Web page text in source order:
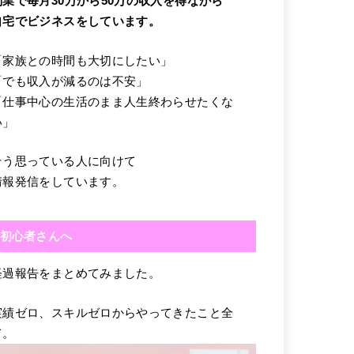
宅でビジネスをしています。
家族との時間も大切にしたい」
でも収入が減るのは不安」
仕事中心の生活のまま人生終わらせたくな
う思っている人に向けて
報発信をしています。
初心者さんへ
過報告をまとめてみました。
績ゼロ、スキルゼロからやってきたこと全